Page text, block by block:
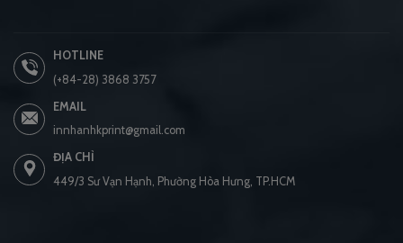
HOTLINE
(+84-28) 3868 3757
EMAIL
innhanhkprint@gmail.com
ĐỊA CHỈ
449/3 Sư Vạn Hạnh, Phường Hòa Hưng, TP.HCM